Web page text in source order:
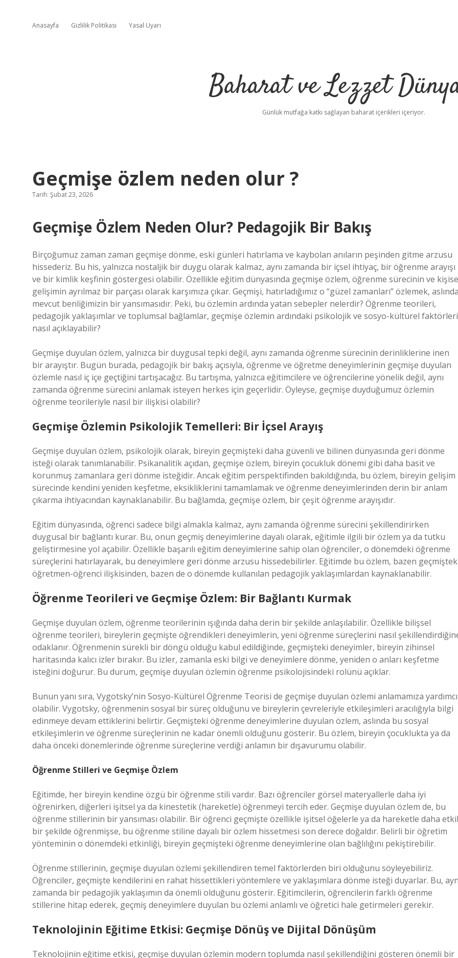
Anasayfa Gizlilik Politikası Yasal Uyarı
Baharat ve Lezzet
Günlük mutfağa katkı sağlayan baharat içerikleri içeriyor.
Geçmişe özlem neden olur ?
Tarih: Şubat 23, 2026
Geçmişe Özlem Neden Olur? Pedagojik Bir Bakış
Birçoğumuz zaman zaman geçmişe dönme, eski günleri hatırlama ve kaybolan anıların peşinden gitme arzusu
hissederiz. Bu his, yalnızca nostaljik bir duygu olarak kalmaz, aynı zamanda bir içsel ihtiyaç, bir öğrenme arayışı
ve bir kimlik keşfinin göstergesi olabilir. Özellikle eğitim dünyasında geçmişe özlem, öğrenme sürecinin ve
gelişimin ayrılmaz bir parçası olarak karşımıza çıkar. Geçmişi, hatırladığımız o “güzel zamanları” özlemek, aslında
mevcut benliğimizin bir yansımasıdır. Peki, bu özlemin ardında yatan sebepler nelerdir? Öğrenme teorileri,
pedagojik yaklaşımlar ve toplumsal bağlamlar, geçmişe özlemin ardındaki psikolojik ve sosyo-kültürel faktörleri
nasıl açıklayabilir?
Geçmişe duyulan özlem, yalnızca bir duygusal tepki değil, aynı zamanda öğrenme sürecinin derinliklerine inen
bir arayıştır. Bugün burada, pedagojik bir bakış açısıyla, öğrenme ve öğretme deneyimlerinin geçmişe duyulan
özlemle nasıl iç içe geçtiğini tartışacağız. Bu tartışma, yalnızca eğitimcilere ve öğrencilerine yönelik değil, aynı
zamanda öğrenme sürecini anlamak isteyen herkes için geçerlidir. Öyleyse, geçmişe duyduğumuz özlemin
öğrenme teorileriyle nasıl bir ilişkisi olabilir?
Geçmişe Özlemin Psikolojik Temelleri: Bir İçsel Arayış
Geçmişe duyulan özlem, psikolojik olarak, bireyin geçmişteki daha güvenli ve bilinen dünyasında geri dönme
isteği olarak tanımlanabilir. Psikanalitik açıdan, geçmişe özlem, bireyin çocukluk dönemi gibi daha basit ve
korunmuş zamanlara geri dönme isteğidir. Ancak eğitim perspektifinden bakıldığında, bu özlem, bireyin gelişim
sürecinde kendini yeniden keşfetme, eksikliklerini tamamlamak ve öğrenme deneyimlerinden derin bir anlam
çıkarma ihtiyacından kaynaklanabilir. Bu bağlamda, geçmişe özlem, bir çeşit öğrenme arayışıdır.
Eğitim dünyasında, öğrenci sadece bilgi almakla kalmaz, aynı zamanda öğrenme sürecini şekillendirirken
duygusal bir bağlantı kurar. Bu, onun geçmiş deneyimlerine dayalı olarak, eğitimle ilgili bir özlem ya da tutku
geliştirmesine yol açabilir. Özellikle başarılı eğitim deneyimlerine sahip olan öğrenciler, o dönemdeki öğrenme
süreçlerini hatırlayarak, bu deneyimlere geri dönme arzusu hissedebilirler. Eğitimde bu özlem, bazen
öğretmen-öğrenci ilişkisinden, bazen de o dönemde kullanılan pedagojik yaklaşımlardan kaynaklanabilir.
Öğrenme Teorileri ve Geçmişe Özlem: Bir Bağlantı Kurmak
Geçmişe duyulan özlem, öğrenme teorilerinin ışığında daha derin bir şekilde anlaşılabilir. Özellikle bilişsel
öğrenme teorileri, bireylerin geçmişte öğrendikleri deneyimlerin, yeni öğrenme süreçlerini nasıl
odaklanır. Öğrenmenin sürekli bir döngü olduğu kabul edildiğinde, geçmişteki deneyimler, bireyin zihinsel
haritasında kalıcı izler bırakır. Bu izler, zamanla eski bilgi ve deneyimlere dönme, yeniden o anları keşfetme
isteğini doğurur. Bu durum, geçmişe duyulan özlemin öğrenme psikolojisindeki rolünü açıklar.
Bunun yanı sıra, Vygotsky’nin Sosyo-Kültürel Öğrenme Teorisi de geçmişe duyulan özlemi anlamamıza yardımcı
olabilir. Vygotsky, öğrenmenin sosyal bir süreç olduğunu ve bireylerin çevreleriyle etkileşimleri aracılığıyla bilgi
edinmeye devam ettiklerini belirtir. Geçmişteki öğrenme deneyimlerine duyulan özlem, aslında bu sosyal
etkileşimlerin ve öğrenme süreçlerinin ne kadar önemli olduğunu gösterir. Bu özlem, bireyin çocuklukta ya da
daha önceki dönemlerinde öğrenme süreçlerine verdiği anlamın bir dışavurumu olabilir.
Öğrenme Stilleri ve Geçmişe Özlem
Eğitimde, her bireyin kendine özgü bir öğrenme stili vardır. Bazı öğrenciler görsel materyallerle daha iyi
öğrenirken, diğerleri işitsel ya da kinestetik (hareketle) öğrenmeyi tercih eder. Geçmişe duyulan özlem de, bu
öğrenme stillerinin bir yansıması olabilir. Bir öğrenci geçmişte özellikle işitsel öğelerle ya da hareketle daha
bir şekilde öğrenmişse, bu öğrenme stiline dayalı bir özlem hissetmesi son derece doğaldır. Belirli bir öğretim
yönteminin o dönemdeki etkinliği, bireyin geçmişteki öğrenme deneyimlerine olan bağlılığını pekiştirebilir.
Öğrenme stillerinin, geçmişe duyulan özlemi şekillendiren temel faktörlerden biri olduğunu söyleyebiliriz.
Öğrenciler, geçmişte kendilerini en rahat hissettikleri yöntemlere ve yaklaşımlara dönme isteği duyarlar. Bu,
zamanda bir pedagojik yaklaşımın da önemli olduğunu gösterir. Eğitimcilerin, öğrencilerin farklı öğrenme
stillerine hitap ederek, geçmiş deneyimlere duyulan bu özlemi anlamlı ve öğretici hale getirmeleri gerekir.
Teknolojinin Eğitime Etkisi: Geçmişe Dönüş ve Dijital Dönüşüm
Teknolojinin eğitime etkisi, geçmişe duyulan özlemin modern toplumda nasıl şekillendiğini gösteren önemli bir